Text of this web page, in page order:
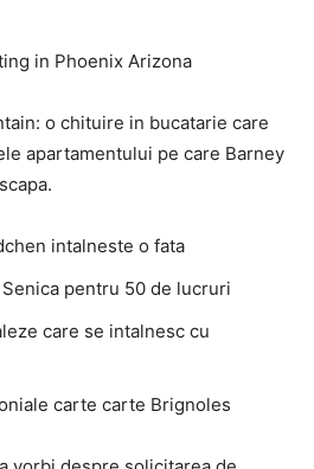
in Phoenix Arizona
o chituire in bucatarie care
apartamentului pe care Barney
intalneste o fata
pentru 50 de lucruri
care se intalnesc cu
carte carte Brignoles